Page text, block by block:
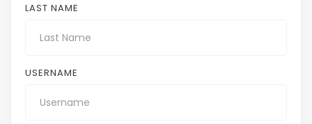
LAST NAME
USERNAME